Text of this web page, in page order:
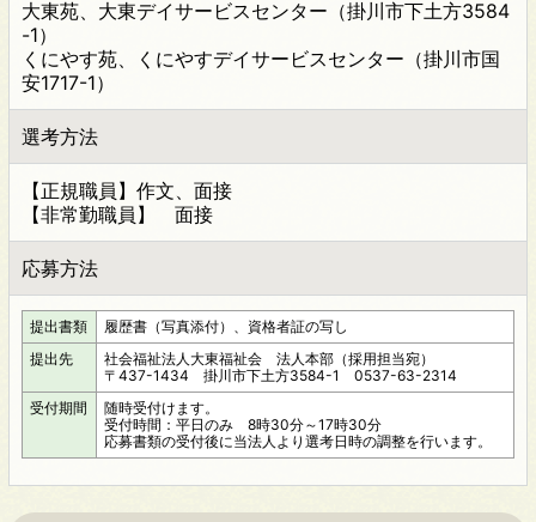
大東苑、大東デイサービスセンター（掛川市下土方3584
-1）
くにやす苑、くにやすデイサービスセンター（掛川市国
安1717-1）
選考方法
【正規職員】作文、面接
【非常勤職員】 面接
応募方法
提出書類
履歴書（写真添付）、資格者証の写し
提出先
社会福祉法人大東福祉会 法人本部（採用担当宛）
〒437-1434 掛川市下土方3584-1 0537-63-2314
受付期間
随時受付けます。
受付時間：平日のみ 8時30分～17時30分
応募書類の受付後に当法人より選考日時の調整を行います。